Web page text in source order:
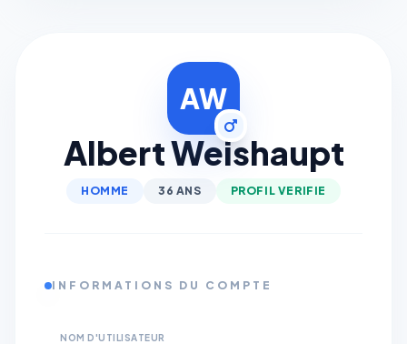
AW
Albert Weishaupt
HOMME 36 ANS PROFIL VERIFIE
INFORMATIONS DU COMPTE
NOM D'UTILISATEUR